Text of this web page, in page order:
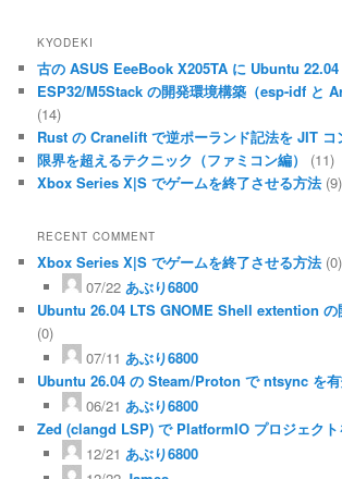
KYODEKI
古の ASUS EeeBook X205TA に Ubuntu
ESP32/M5Stack の開発環境構築（esp-idf と
(14)
Rust の Cranelift で逆ポーランド記法を JIT コ
限界を超えるテクニック（ファミコン編）
(11)
Xbox Series X|S でゲームを終了させる方法(9)
RECENT COMMENT
Xbox Series X|S でゲームを終了させる方法(0)
07/22 あぶり6800
Ubuntu 26.04 LTS GNOME Shell extention の
(0)
07/11 あぶり6800
Ubuntu 26.04 の Steam/Proton で ntsync を
06/21 あぶり6800
Zed (clangd LSP) で PlatformIO プロジェクト
12/21 あぶり6800